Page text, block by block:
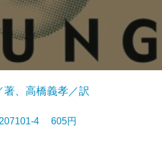
著、高橋義孝／訳
4 605円